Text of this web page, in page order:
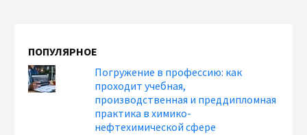
ПОПУЛЯРНОЕ
Погружение в профессию: как
проходит учебная,
производственная и преддипломная
практика в химико-
нефтехимической сфере